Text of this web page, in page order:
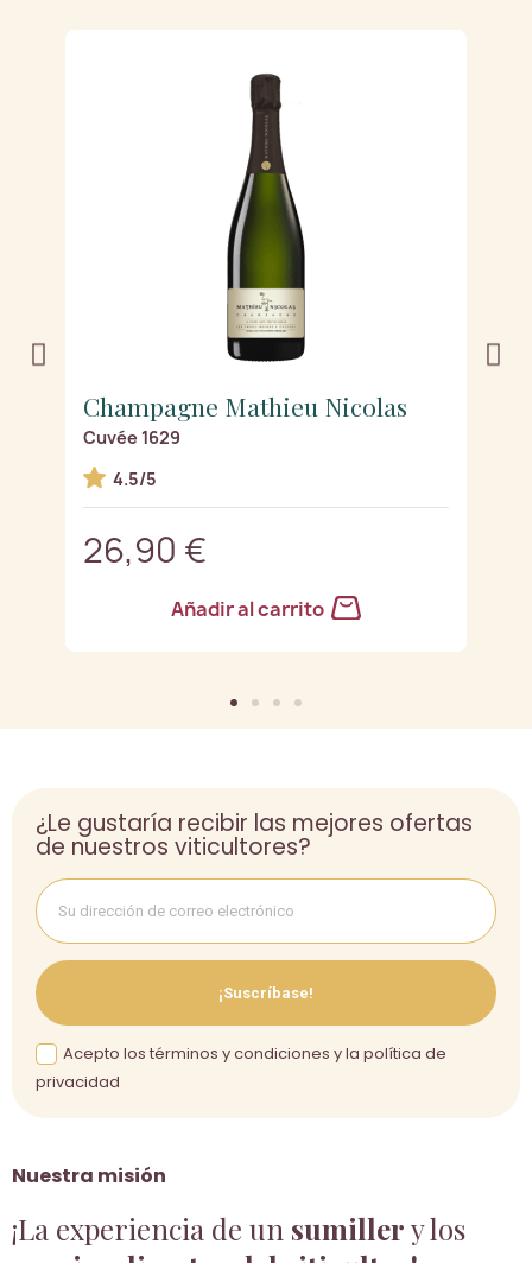
Champagne Mathieu Nicolas
Cuvée 1629
4.5/5
26,90 €
Añadir al carrito
Nuestra misión
¡La experiencia de un sumillery los
¿Le gustaría recibir las mejores ofertas
de nuestros viticultores?
¡Suscríbase!
Acepto los términos y condiciones y la política de
privacidad